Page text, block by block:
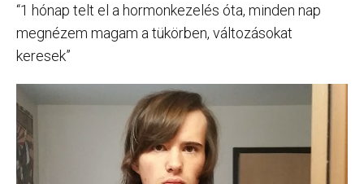
“1 hónap telt el a hormonkezelés óta, minden nap
megnézem magam a tükörben, változásokat
keresek”